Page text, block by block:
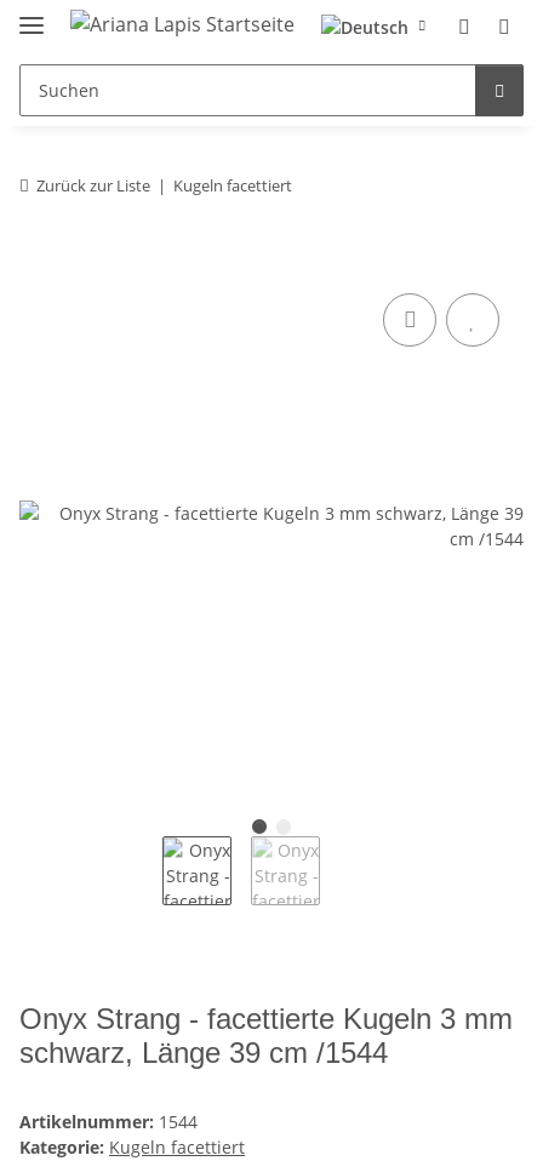
Zurück zur Liste Kugeln facettiert
Onyx Strang - facettierte Kugeln 3 mm
schwarz, Länge 39 cm /1544
Artikelnummer: 1544
Kategorie: Kugeln facettiert